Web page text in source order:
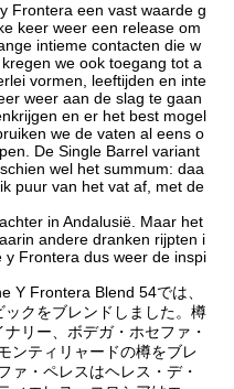
Frontera een vast waarde g
keer weer een release om
intieme contacten die w
we ook toegang tot a
vormen, leeftijden en inte
weer aan de slag te gaan
en er het best mogel
we de vaten al eens o
De Single Barrel variant
wel het summum: daa
puur van het vat af, met de
in Andalusië. Maar het
andere dranken rijpten i
Frontera dus weer de inspi
Y Frontera Blend 54では、
クをブレンドしました。樽
リー、ボデガ・ホセファ・
ンティリャードの樽をブレ
ァ・ペレスはヘレス・デ・